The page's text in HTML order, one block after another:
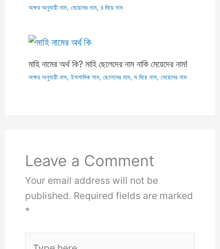
অক্ষর অনুযায়ী নাম,মেয়েদের নাম,র দিয়ে নাম
মাহি নামের অর্থ কি? মাহি ছেলেদের নাম নাকি মেয়েদের নাম!
অক্ষর অনুযায়ী নাম,ইসলামিক নাম,ছেলেদের নাম,ম দিয়ে নাম,মেয়েদের নাম
Leave a Comment
Your email address will not be
published. Required fields are marked
*